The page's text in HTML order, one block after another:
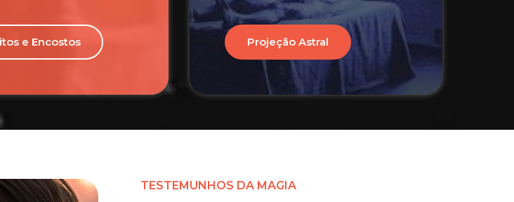
e Encostos Projeção Astral
TESTEMUNHOS DA MAGIA